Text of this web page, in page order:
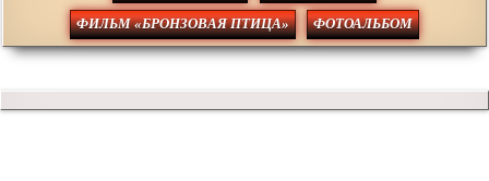
ФИЛЬМ «БРОНЗОВАЯ ПТИЦА» ФОТОАЛЬБОМ